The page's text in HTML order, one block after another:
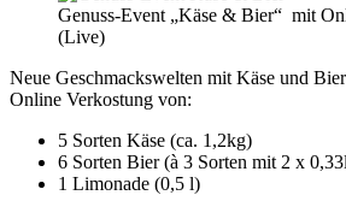
Genuss-Event „Käse & Bier“ mit
(Live)
Neue Geschmackswelten mit Käse und
Online Verkostung von:
5 Sorten Käse (ca. 1,2kg)
6 Sorten Bier (à 3 Sorten mit 2 x
1 Limonade (0,5 l)